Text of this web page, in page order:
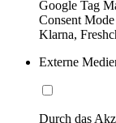
Google Tag
Consent
Klarna,
Externe
Durch das